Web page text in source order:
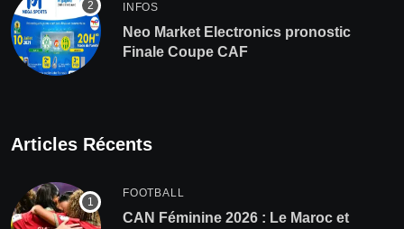
INFOS
Neo Market Electronics pronostic
Finale Coupe CAF
Articles Récents
FOOTBALL
CAN Féminine 2026 : Le Maroc et